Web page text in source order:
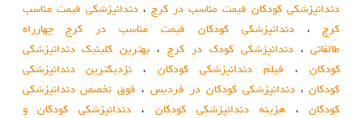
دندانپزشکی کودکان قیمت مناسب در کرج ،دندانپزشکی قیمت مناسب
کرج،دندانپزشکی کودکان قیمت مناسب در کرج چهارراه
طالقانی،دندانپزشکی کودک در کرج، بهترین کلینیک دندانپزشکی
کودکان ، فیلم دندانپزشکی کودکان، نزدیکترین دندانپزشکی
کودکان،دندانپزشکی کودکان در فردیس، فوق تخصص دندانپزشکی
کودکان،هزینه دندانپزشکی کودکان ، دندانپزشکی کودکان و